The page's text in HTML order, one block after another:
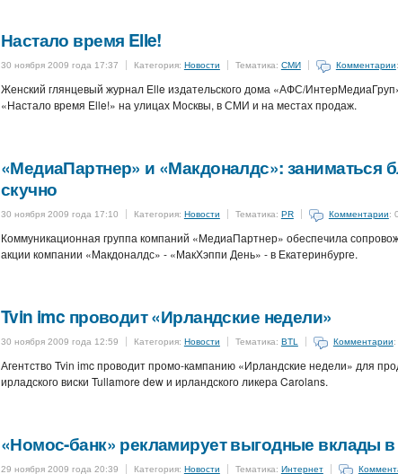
Настало время Elle!
30 ноября 2009 года 17:37 Категория: Новости Тематика: СМИ Комментарии
Женский глянцевый журнал Elle издательского дома «АФС/
«Настало время Elle!» на улицах Москвы, в СМИ и на местах продаж.
«МедиаПартнер» и «Макдоналдс»: заниматься
скучно
30 ноября 2009 года 17:10 Категория: Новости Тематика: PR Комментарии: 0
Коммуникационная группа компаний «МедиаПартнер» обеспечила
акции компании «Макдоналдс» - «МакХэппи День» - в Екатеринбурге.
Tvin imc проводит «Ирландские недели»
30 ноября 2009 года 12:59 Категория: Новости Тематика: BTL Комментарии:
Агентство Tvin imc проводит промо-кампанию «Ирландские недели» для
ирладского виски Tullamore dew и ирландского ликера Carolans.
«Номос-банк» рекламирует выгодные вклады в
29 ноября 2009 года 20:39 Категория: Новости Тематика: Интернет